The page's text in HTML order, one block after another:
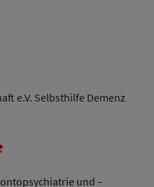
e.V. Selbsthilfe Demenz
und –